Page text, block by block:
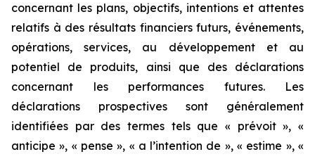
concernant les plans, objectifs, intentions et attentes
relatifs à des résultats financiers futurs, événements,
opérations, services, au développement et au
potentiel de produits, ainsi que des déclarations
concernant les performances futures. Les
déclarations prospectives sont généralement
identifiées par des termes tels que « prévoit », «
anticipe », « pense », « a l’intention de », « estime », «